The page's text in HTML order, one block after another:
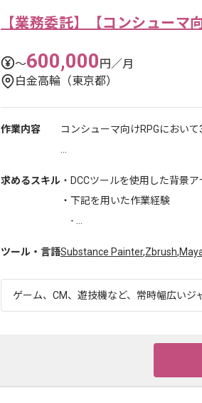
【業務委託】【コンシューマ
〜600,000円／月
白金高輪（東京都）
作業内容
コンシューマ向けRPGにおい
求めるスキル ・DCCツールを使用した背景
・下記を用いた作業経験
- ...
ツール・言語Substance Painter,Zbrush,
ゲーム、CM、遊技機など、常時幅広いジ